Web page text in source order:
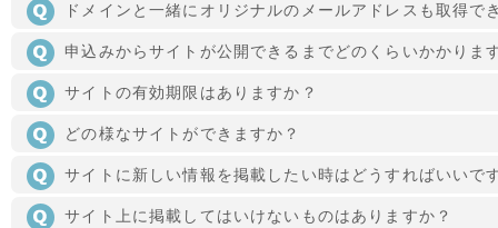
ドメインと一緒にオリジナルのメールアドレスも取得で
申込みからサイトが公開できるまでどのくらいかかりま
サイトの有効期限はありますか？
どの様なサイトができますか？
サイトに新しい情報を掲載したい時はどうすればいいで
サイト上に掲載してはいけないものはありますか？